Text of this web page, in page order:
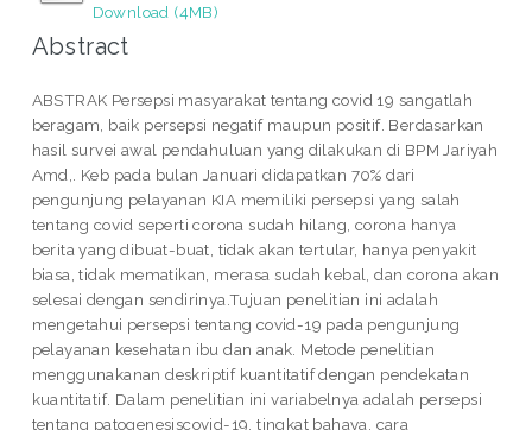
Download (4MB)
Abstract
ABSTRAK Persepsi masyarakat tentang covid 19 sangatlah
beragam, baik persepsi negatif maupun positif. Berdasarkan
hasil survei awal pendahuluan yang dilakukan di BPM Jariyah
Amd,. Keb pada bulan Januari didapatkan 70% dari
pengunjung pelayanan KIA memiliki persepsi yang salah
tentang covid seperti corona sudah hilang, corona hanya
berita yang dibuat-buat, tidak akan tertular, hanya penyakit
biasa, tidak mematikan, merasa sudah kebal, dan corona akan
selesai dengan sendirinya.Tujuan penelitian ini adalah
mengetahui persepsi tentang covid-19 pada pengunjung
pelayanan kesehatan ibu dan anak. Metode penelitian
menggunakanan deskriptif kuantitatif dengan pendekatan
kuantitatif. Dalam penelitian ini variabelnya adalah persepsi
tentang patogenesiscovid-19, tingkat bahaya, cara